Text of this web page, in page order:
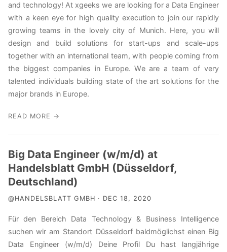
and technology! At xgeeks we are looking for a Data Engineer
with a keen eye for high quality execution to join our rapidly
growing teams in the lovely city of Munich. Here, you will
design and build solutions for start-ups and scale-ups
together with an international team, with people coming from
the biggest companies in Europe. We are a team of very
talented individuals building state of the art solutions for the
major brands in Europe.
READ MORE →
Big Data Engineer (w/m/d) at
Handelsblatt GmbH (Düsseldorf,
Deutschland)
@HANDELSBLATT GMBH · DEC 18, 2020
Für den Bereich Data Technology & Business Intelligence
suchen wir am Standort Düsseldorf baldmöglichst einen Big
Data Engineer (w/m/d) Deine Profil Du hast langjährige